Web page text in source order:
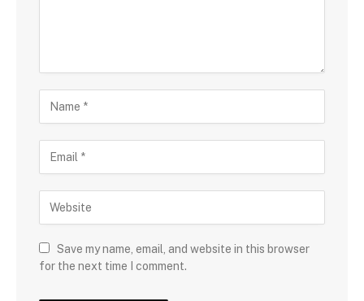
Save my name, email, and website in this browser
for the next time I comment.